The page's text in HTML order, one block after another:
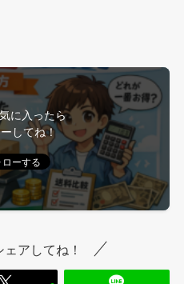
に入ったら
してね！
アしてね！